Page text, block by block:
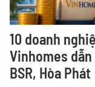
10 doanh
Vinhomes
BSR, Hòa Phát